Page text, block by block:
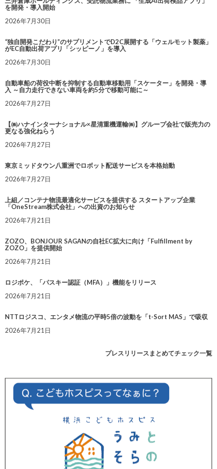
を開発・導入開始
2026年7月30日
“独自開発こだわり”のサプリメントでD2C展開する「ウェルモット製薬」
がEC自動出荷アプリ「シッピーノ」を導入
2026年7月30日
自動車船の荷役中断を抑制する自動車移動用「スケーター」を開発・導
入 ～自力走行できない車両を約5分で移動可能に～
2026年7月27日
【㈱ハナインターナショナル×星清重機運輸㈱】グループ会社で販売力の
更なる強化ねらう
2026年7月27日
東京ミッドタウン八重洲でロボット配送サービスを本格始動
2026年7月27日
上組／コンテナ物流最適化サービスを提供する スタートアップ企業
「OneStream株式会社」への出資のお知らせ
2026年7月21日
ZOZO、BONJOUR SAGANの自社EC拡大に向け「Fulfillment by
ZOZO」を提供開始
2026年7月21日
ロジポケ、「パスキー認証（MFA）」機能をリリース
2026年7月21日
NTTロジスコ、エンタメ物流の平時5倍の波動を「t-Sort MAS」で吸収
2026年7月21日
プレスリリースまとめてチェック一覧